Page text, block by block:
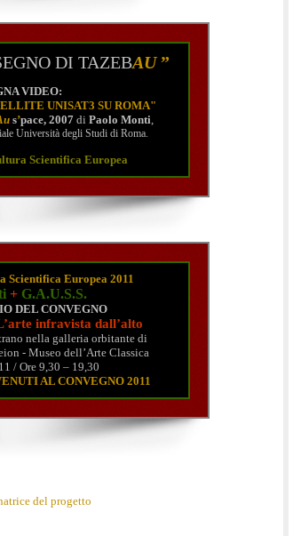
DI TAZEBAU ”
VIDEO:
UNISAT3 SU ROMA"
s’pace, 2007di Paolo Monti,
Università degli Studi di Roma.
Scientifica Europea
Scientifica Europea 2011
+ G.A.U.S.S.
DEL CONVEGNO
infravista dall’alto
nella galleria orbitante di
- Museo dell’Arte Classica
/ Ore 9,30 – 19,30
AL CONVEGNO 2011
del progetto